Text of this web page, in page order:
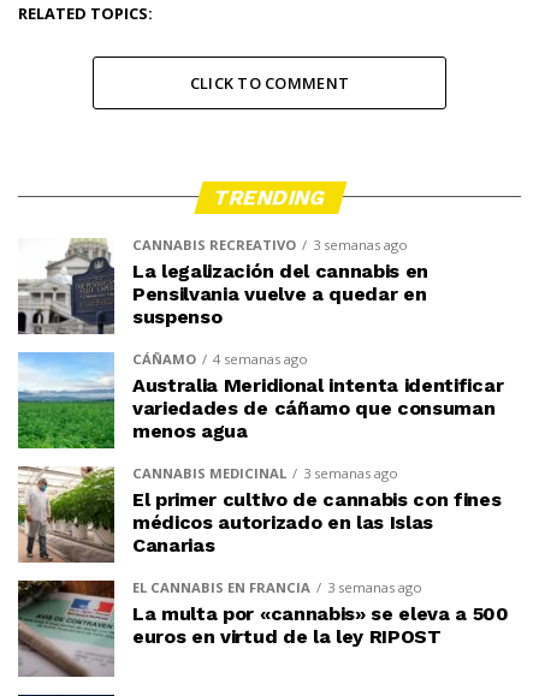
RELATED TOPICS:
CLICK TO COMMENT
TRENDING
CANNABIS RECREATIVO 3 semanas ago
La legalización del cannabis en
Pensilvania vuelve a quedar en
suspenso
CÁÑAMO 4 semanas ago
Australia Meridional intenta identificar
variedades de cáñamo que consuman
menos agua
CANNABIS MEDICINAL 3 semanas ago
El primer cultivo de cannabis con fines
médicos autorizado en las Islas
Canarias
EL CANNABIS EN FRANCIA 3 semanas ago
La multa por «cannabis» se eleva a 500
euros en virtud de la ley RIPOST